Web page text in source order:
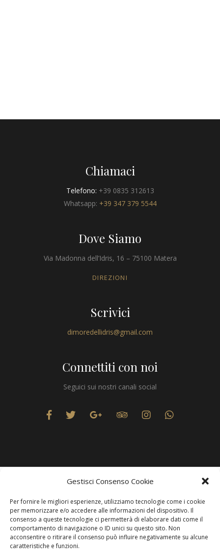
Gestisci Consenso Cookie
Per fornire le migliori esperienze, utilizziamo tecnologie come i cookie
per memorizzare e/o accedere alle informazioni del dispositivo. Il
consenso a queste tecnologie ci permetterà di elaborare dati come il
comportamento di navigazione o ID unici su questo sito. Non
acconsentire o ritirare il consenso può influire negativamente su alcune
caratteristiche e funzioni.
Chiamaci
Telefono: +39 0835 312613
Whatsapp: +39 347 379 5544
Dove Siamo
Via Madonna dell’Idris, 16 – 75100 Matera
DIREZIONI
Scrivici
dimoredellidris@gmail.com
Connettiti con noi
Seguici sui nostri canali social
Privacy
Produzione WebResolvis Marketing & Comunicazione . Matera